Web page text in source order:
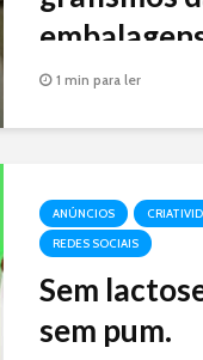
A embalagens de
da marca para
1 min para ler
ANÚNCIOS
REDES SOCIAIS
Sem
sem pum.